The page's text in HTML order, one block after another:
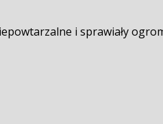
i sprawiały